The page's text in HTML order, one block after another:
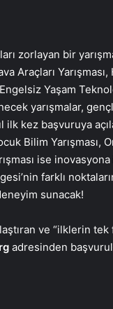
zorlayan bir
Araçları
Engelsiz Yaşam
yarışmalar,
kez başvuruya
Bilim
ise
farklı
sunacak!
ve “ilklerin tek
adresinden